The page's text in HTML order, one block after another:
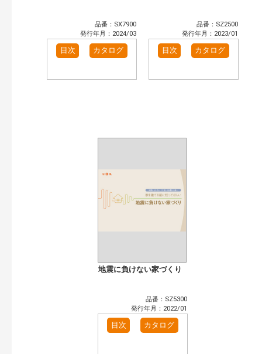
小型電気温水器（1）
水栓金具（3）
太陽光発電・屋根・外壁（1）
発行年で検索
品番：SX7900
発行年月：2024/03
目次 カタログ
品番：SZ2500
発行年月：2023/01
目次 カタログ
地震に負けない家づくり
品番：SZ5300
発行年月：2022/01
目次 カタログ